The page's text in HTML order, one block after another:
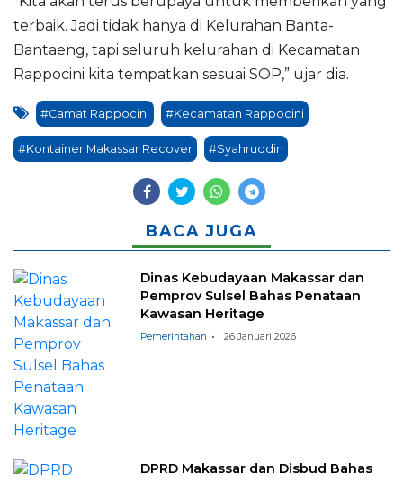
terbaik. Jadi tidak hanya di Kelurahan Banta-
Bantaeng, tapi seluruh kelurahan di Kecamatan
Rappocini kita tempatkan sesuai SOP,” ujar dia.
#Camat Rappocini #Kecamatan Rappocini
#Kontainer Makassar Recover #Syahruddin
BACA JUGA
Dinas Kebudayaan Makassar dan
Pemprov Sulsel Bahas Penataan
Kawasan Heritage
Pemerintahan 26 Januari 2026
DPRD Makassar dan Disbud Bahas